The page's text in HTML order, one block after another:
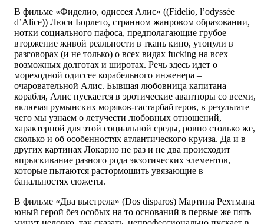
В фильме «Фиделио, одиссея Алис» ((Fidelio, l’odyssée
d’Alice)) Люси Борлето, странном жанровом образовании,
нотки социального пафоса, предполагающие грубое
вторжение живой реальности в ткань кино, утонули в
разговорах (и не только) о всех видах fucking на всех
возможных долготах и широтах. Речь здесь идет о
мореходной одиссее корабельного инженера –
очаровательной Алис. Бывшая любовница капитана
корабля, Алис пускается в эротические авантюры со всеми,
включая румынских моряков-гастарбайтеров, в результате
чего мы узнаем о летучести любовных отношений,
характерной для этой социальной среды, ровно столько же,
сколько и об особенностях атлантического круиза. Да и в
других картинах Локарно не раз и не два происходит
впрыскивание разного рода экзотических элементов,
которые пытаются растормошить увязающие в
банальностях сюжеты.
В фильме «Два выстрела» (Dos disparos) Мартина Рехтмана
юный герой без особых на то оснований в первые же пять